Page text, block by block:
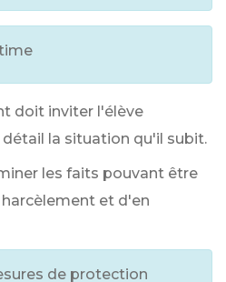
doit inviter l'élève
la situation qu'il subit.
les faits pouvant être
et d'en
de protection